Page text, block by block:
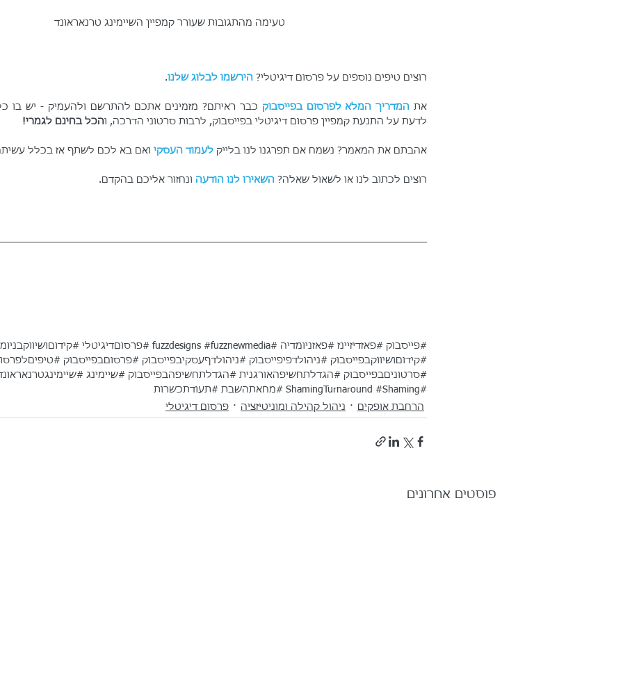
טעימה מהתגובות שעורר קמפיין השיימינג טרנאראונד
רוצים טיפים נוספים על פרסום דיגיטלי? הירשמו לבלוג שלנו.
את המדריך המלא לפרסום בפייסבוק
לדעת על התנעת קמפיין פרסום דיגיטלי בפייסבוק, לרבות סרטוני הדרכה, והכל בחינם לגמרי!
אהבתם את המאמר? נשמח אם תפרגנו לנו בלייק לעמוד העסקי ואם בא לכם לשתף אז בכלל
רוצים לכתוב לנו או לשאול שאלה? השאירו לנו הודעה ונחזור אליכם בהקדם.
#פייסבוק #פאזדיזיינז #פאזניומדיה #fuzzdesigns
#fuzznewmedia #פרסוםדיגיטלי
#קידוםושיווקבפייסבוק #ניהולדפיפייסבוק #ניהולדףעסקיבפייסבוק #פרסוםבפייסבוק
#סרטוניםבפייסבוק #הגדלתחשיפהאורגנית #הגדלתחשיפהבפייסבוק #שיימינג
#ShamingTurnaround
#Shaming #מחאתהשבת #תעודתכשרות
הרחבת אופקים
ניהול קהילה ומוניטיזציה פרסום דיגיטלי
פוסטים אחרונים